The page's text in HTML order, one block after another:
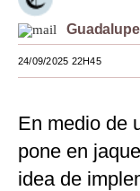
EEUU
México
Internacional
Tecnología
24/09/2025 22H45
En medio de
pone en
idea de